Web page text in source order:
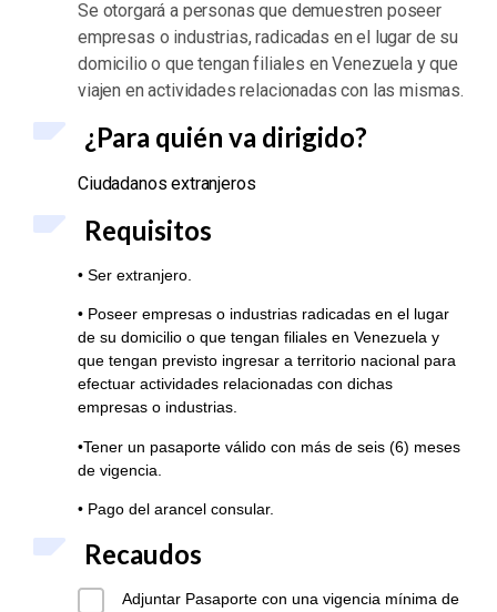
Se otorgará a personas que demuestren poseer
empresas o industrias, radicadas en el lugar de su
domicilio o que tengan filiales en Venezuela y que
viajen en actividades relacionadas con las mismas.
¿Para quién va dirigido?
Ciudadanos extranjeros
Requisitos
• Ser extranjero.
• Poseer empresas o industrias radicadas en el lugar
de su domicilio o que tengan filiales en Venezuela y
que tengan previsto ingresar a territorio nacional para
efectuar actividades relacionadas con dichas
empresas o industrias.
•Tener un pasaporte válido con más de seis (6) meses
de vigencia.
• Pago del arancel consular.
Recaudos
Adjuntar Pasaporte con una vigencia mínima de